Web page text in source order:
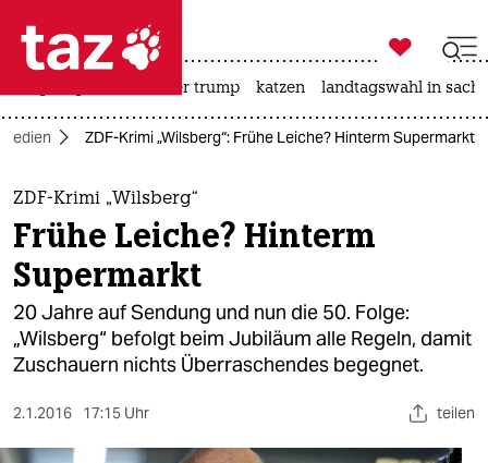
 taz zahl ich
taz zahl ich
themen
politik
öko
gesellschaft
sport

taz zahl ich
usa unter trump katzen landtagswahl in
Medien ZDF-Krimi „Wilsberg“: Frühe Leiche? Hinterm Supermarkt
ZDF-Krimi „Wilsberg“
Frühe Leiche? Hinterm
Supermarkt
20 Jahre auf Sendung und nun die 50. Folge:
„Wilsberg“ befolgt beim Jubiläum alle Regeln, damit
Zuschauern nichts Überraschendes begegnet.
2.1.2016 17:15 Uhr teilen